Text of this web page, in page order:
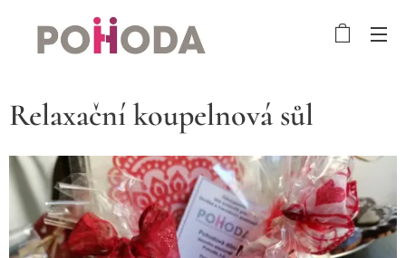
Relaxační koupelnová sůl